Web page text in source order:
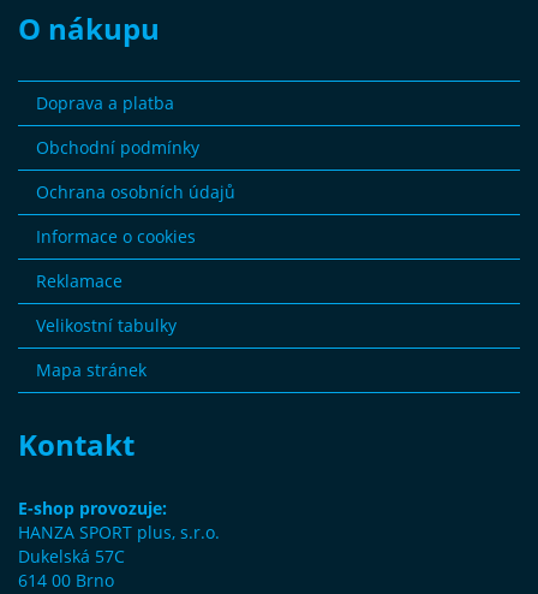
O nákupu
Doprava a platba
Obchodní podmínky
Ochrana osobních údajů
Informace o cookies
Reklamace
Velikostní tabulky
Mapa stránek
Kontakt
E-shop provozuje:
HANZA SPORT plus, s.r.o.
Dukelská 57C
614 00 Brno